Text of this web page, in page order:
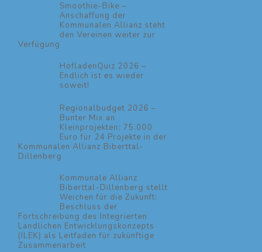
Smoothie-Bike –
Anschaffung der
Kommunalen Allianz steht
den Vereinen weiter zur
Verfügung
HofladenQuiz 2026 –
Endlich ist es wieder
soweit!
Regionalbudget 2026 –
Bunter Mix an
Kleinprojekten: 75.000
Euro für 24 Projekte in der
Kommunalen Allianz Biberttal-
Dillenberg
Kommunale Allianz
Biberttal-Dillenberg stellt
Weichen für die Zukunft:
Beschluss der
Fortschreibung des Integrierten
Ländlichen Entwicklungskonzepts
(ILEK) als Leitfaden für zukünftige
Zusammenarbeit